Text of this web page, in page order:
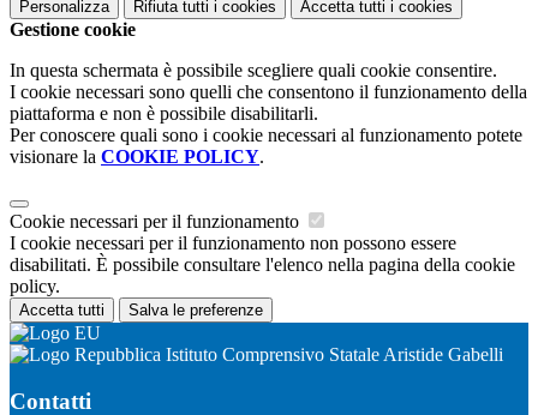
Personalizza Rifiuta tutti i cookies Accetta tutti i cookies
Gestione cookie
In questa schermata è possibile scegliere quali cookie consentire.
I cookie necessari sono quelli che consentono il funzionamento della
piattaforma e non è possibile disabilitarli.
Per conoscere quali sono i cookie necessari al funzionamento potete
visionare la COOKIE POLICY.
Cookie necessari per il funzionamento
I cookie necessari per il funzionamento non possono essere
disabilitati. È possibile consultare l'elenco nella pagina della cookie
policy.
Accetta tutti Salva le preferenze
Istituto Comprensivo Statale Aristide Gabelli
Contatti